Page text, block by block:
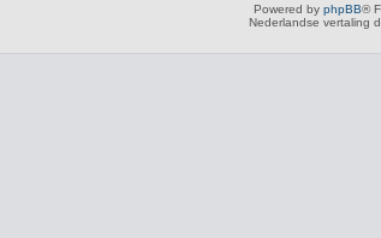
Powered by phpBB®
Nederlandse vertaling